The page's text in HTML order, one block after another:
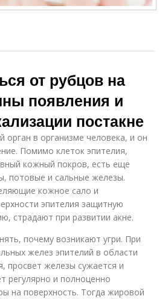
от рубцов на
появления и
постакне
орган в организме человека, и он
Помимо клеток эпителия,
кожный покров, есть еще
потовые и сальные железы.
кожное сало и
эпителия защитную
страдают при развитии акне.
почему возникают угри. При
желез эпителий в области
просвет железы сужается и
регулярно и полноценно
на поверхность. Тогда жировой